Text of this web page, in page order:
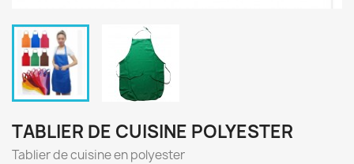
TABLIER DE CUISINE POLYESTER
Tablier de cuisine en polyester